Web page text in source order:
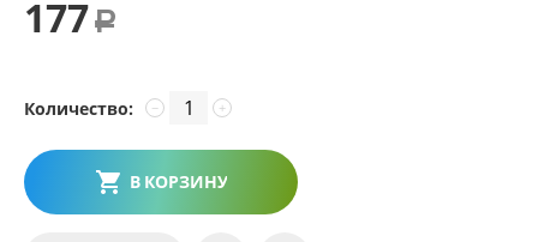
177 Р
Количество: +
−
В КОРЗИНУ